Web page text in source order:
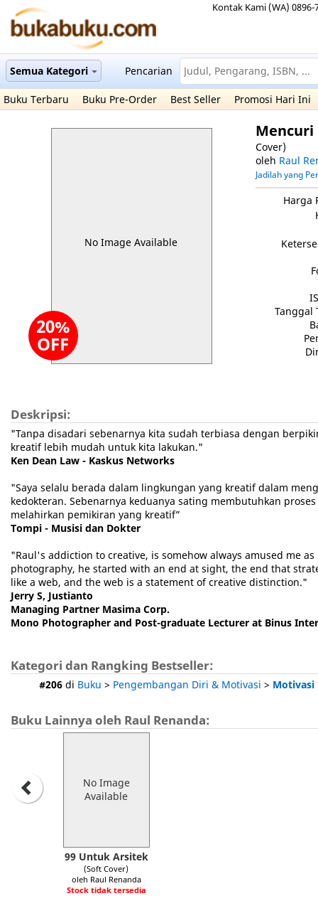
Kontak Kami (WA) 0896-
Semua Kategori Pencarian
Buku Terbaru Buku Pre-Order Best Seller Promosi Hari Ini
No Image Available
20%
OFF
Cover)
oleh Raul
Jadilah yang
Harga
Tanggal
Deskripsi:
"Tanpa disadari sebenarnya kita sudah terbiasa dengan
kreatif lebih mudah untuk kita lakukan."
Ken Dean Law - Kaskus Networks
"Saya selalu berada dalam lingkungan yang kreatif dalam
kedokteran. Sebenarnya keduanya sating membutuhkan
melahirkan pemikiran yang kreatif”
Tompi - Musisi dan Dokter
"Raul's addiction to creative, is somehow always amused me
photography, he started with an end at sight, the end that
like a web, and the web is a statement of creative distinction."
Jerry S, Justianto
Managing Partner Masima Corp.
Mono Photographer and Post-graduate Lecturer at Binus
Kategori dan Rangking Bestseller:
#206 di Buku > Pengembangan Diri & Motivasi > Motivasi
Buku Lainnya oleh Raul Renanda:
No Image
Available
99 Untuk Arsitek
(Soft Cover)
oleh Raul Renanda
Stock tidak tersedia